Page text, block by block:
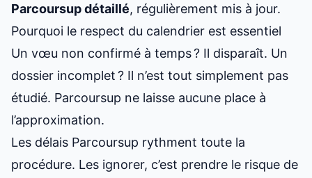
Parcoursup détaillé, régulièrement mis à jour.
Pourquoi le respect du calendrier est essentiel
Un vœu non confirmé à temps ? Il disparaît. Un
dossier incomplet ? Il n’est tout simplement pas
étudié. Parcoursup ne laisse aucune place à
l’approximation.
Les délais Parcoursup rythment toute la
procédure. Les ignorer, c’est prendre le risque de